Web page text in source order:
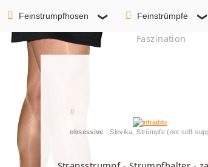
Feinstrumpfhosen Feinstrümpfe
Faszination
obsessive - Slevika, Strümpfe (not self-